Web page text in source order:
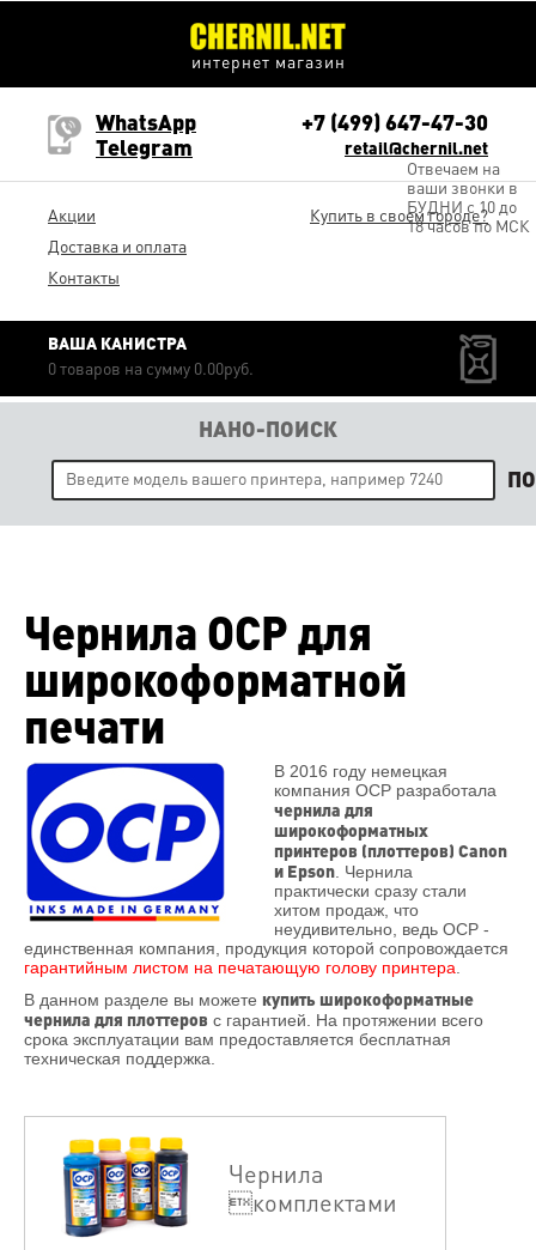
интернет магазин
Акции
Доставка и оплата
Контакты
WhatsApp
Telegram
retail@chernil.net
+7 (499) 647-47-30
Отвечаем на
ваши звонки в
БУДНИ с 10 до
18 часов по МСК
Купить в своем городе?
ВАША КАНИСТРА
0 товаров на сумму 0.00руб.
НАНО-ПОИСК
Чернила OCP для
широкоформатной
печати
В 2016 году немецкая
компания OCP разработала
чернила для
широкоформатных
принтеров (плоттеров) Canon
и Epson . Чернила
практически сразу стали
хитом продаж, что
неудивительно, ведь OCP -
единственная компания, продукция которой сопровождается
гарантийным листом на печатающую голову принтера
В данном разделе вы можете купить широкоформатные
чернила для плоттеров с гарантией. На протяжении всего
срока эксплуатации вам предоставляется бесплатная
техническая поддержка.
Чернила
комплектами